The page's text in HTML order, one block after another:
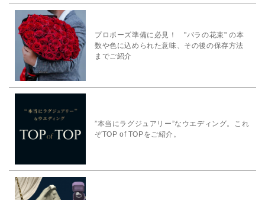
プロポーズ準備に必見！ "バラの花束" の本
数や色に込められた意味、その後の保存方法
までご紹介
”本当にラグジュアリー”なウエディング。これ
ぞTOP of TOPをご紹介。